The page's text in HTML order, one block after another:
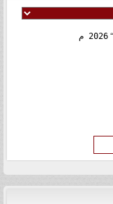
2026 م